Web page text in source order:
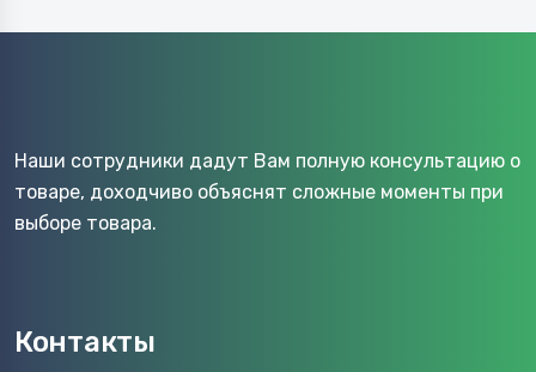
Наши сотрудники дадут Вам полную консультацию о
товаре, доходчиво объяснят сложные моменты при
выборе товара.
Контакты